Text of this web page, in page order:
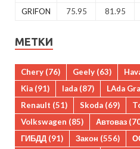
GRIFON
75.95 81.95
МЕТКИ
Chery (76) Geely (63)
Kia (91) lada (87) LAda
Renault (51) Skoda (69)
Volkswagen (85) Автоваз
ГИБДД (91) Закон (556)